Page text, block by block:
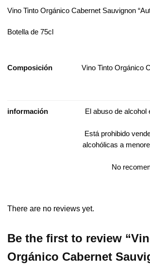
Vino Tinto Orgánico Cabernet Sauvignon
Botella de 75cl
Composición
Vino Tinto Orgánico
información
El abuso de alcohol
Está prohibido
alcohólicas a
No
There are no reviews yet.
Be the first to review
Orgánico Cabernet